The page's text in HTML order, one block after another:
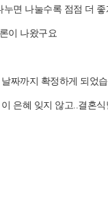
면 나눌수록 점점 더
이 나왔구요
짜까지 확정하게 되었
은혜 잊지 않고..결혼